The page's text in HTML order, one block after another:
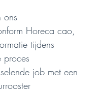
ons
Horeca cao,
tijdens
proces
job met een